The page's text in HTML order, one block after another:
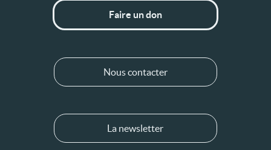
Faire un don
Nous contacter
La newsletter